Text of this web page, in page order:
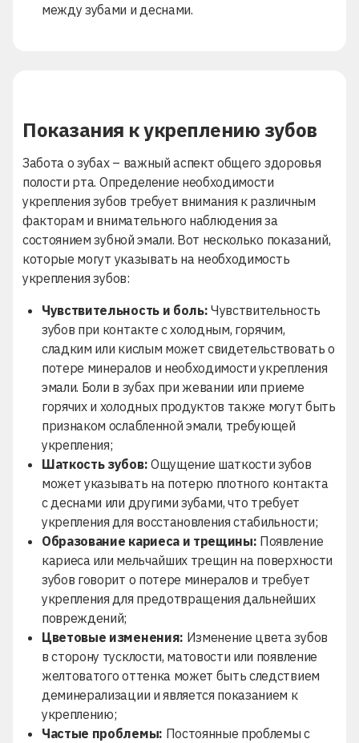
между зубами и деснами.
Показания к укреплению зубов
Забота о зубах – важный аспект общего здоровья
полости рта. Определение необходимости
укрепления зубов требует внимания к различным
факторам и внимательного наблюдения за
состоянием зубной эмали. Вот несколько показаний,
которые могут указывать на необходимость
укрепления зубов:
Чувствительность и боль: Чувствительность
зубов при контакте с холодным, горячим,
сладким или кислым может свидетельствовать о
потере минералов и необходимости укрепления
эмали. Боли в зубах при жевании или приеме
горячих и холодных продуктов также могут быть
признаком ослабленной эмали, требующей
укрепления;
Шаткость зубов: Ощущение шаткости зубов
может указывать на потерю плотного контакта
с деснами или другими зубами, что требует
укрепления для восстановления стабильности;
Образование кариеса и трещины: Появление
кариеса или мельчайших трещин на поверхности
зубов говорит о потере минералов и требует
укрепления для предотвращения дальнейших
повреждений;
Цветовые изменения: Изменение цвета зубов
в сторону тусклости, матовости или появление
желтоватого оттенка может быть следствием
деминерализации и является показанием к
укреплению;
Частые проблемы: Постоянные проблемы с